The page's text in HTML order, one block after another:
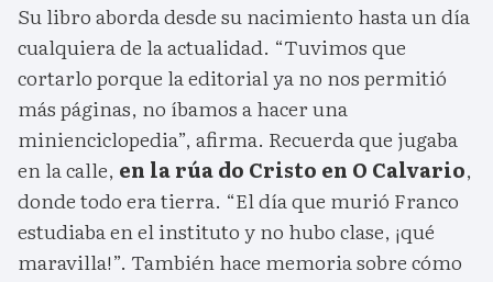
Su libro aborda desde su nacimiento hasta un día
cualquiera de la actualidad. “Tuvimos que
cortarlo porque la editorial ya no nos permitió
más páginas, no íbamos a hacer una
minienciclopedia”, afirma. Recuerda que jugaba
en la calle, en la rúa do Cristo en O Calvario,
donde todo era tierra. “El día que murió Franco
estudiaba en el instituto y no hubo clase, ¡qué
maravilla!”. También hace memoria sobre cómo